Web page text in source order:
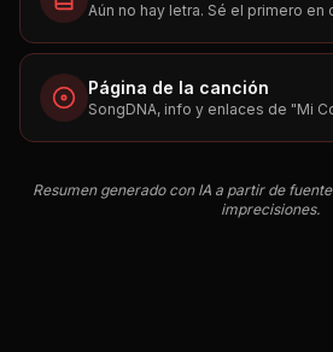
Aún no hay letra. Sé el primero en
Página de la canción
SongDNA, info y enlaces de "Mi
Resumen generado con IA a partir de
imprecisiones.